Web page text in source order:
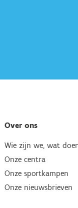
Over ons
Wie zijn we, wat
Onze centra
Onze sportkampen
Onze nieuwsbrieven